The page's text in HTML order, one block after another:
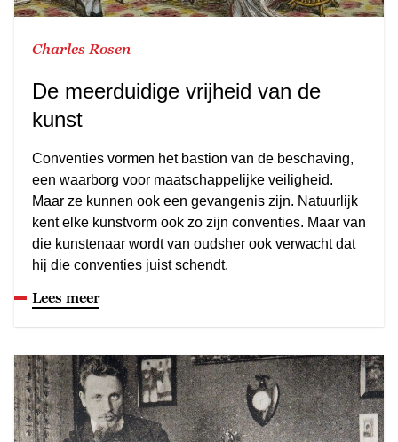
Charles Rosen
De meerduidige vrijheid van de
kunst
Conventies vormen het bastion van de beschaving,
een waarborg voor maatschappelijke veiligheid.
Maar ze kunnen ook een gevangenis zijn. Natuurlijk
kent elke kunstvorm ook zo zijn conventies. Maar van
die kunstenaar wordt van oudsher ook verwacht dat
hij die conventies juist schendt.
Lees meer